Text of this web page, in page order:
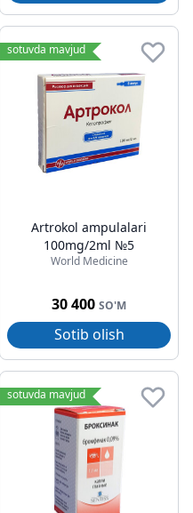
sotuvda mavjud
Artrokol ampulalari
100mg/2ml №5
World Medicine
30 400 SO'M
Sotib olish
sotuvda mavjud